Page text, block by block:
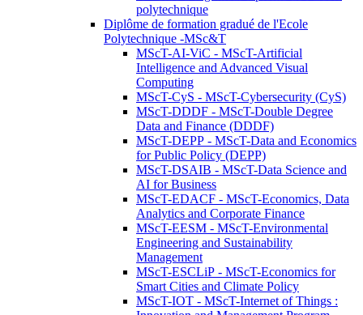
polytechnique
Diplôme de formation gradué de l'Ecole
Polytechnique -MSc&T
MScT-AI-ViC - MScT-Artificial
Intelligence and Advanced Visual
Computing
MScT-CyS - MScT-Cybersecurity (CyS)
MScT-DDDF - MScT-Double Degree
Data and Finance (DDDF)
MScT-DEPP - MScT-Data and Economics
for Public Policy (DEPP)
MScT-DSAIB - MScT-Data Science and
AI for Business
MScT-EDACF - MScT-Economics, Data
Analytics and Corporate Finance
MScT-EESM - MScT-Environmental
Engineering and Sustainability
Management
MScT-ESCLiP - MScT-Economics for
Smart Cities and Climate Policy
MScT-IOT - MScT-Internet of Things :